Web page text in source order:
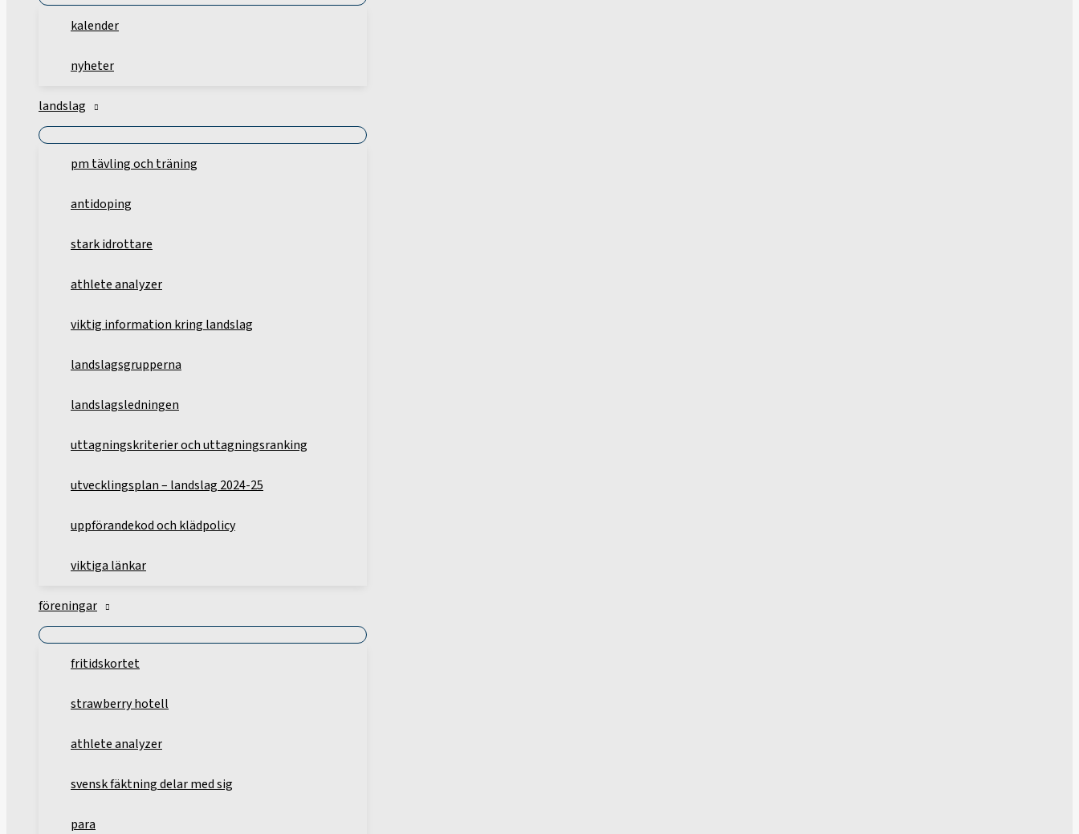
kalender
nyheter
landslag
pm tävling och träning
antidoping
stark idrottare
athlete analyzer
viktig information kring landslag
landslagsgrupperna
landslagsledningen
uttagningskriterier och uttagningsranking
utvecklingsplan – landslag 2024-25
uppförandekod och klädpolicy
viktiga länkar
föreningar
fritidskortet
strawberry hotell
athlete analyzer
svensk fäktning delar med sig
para